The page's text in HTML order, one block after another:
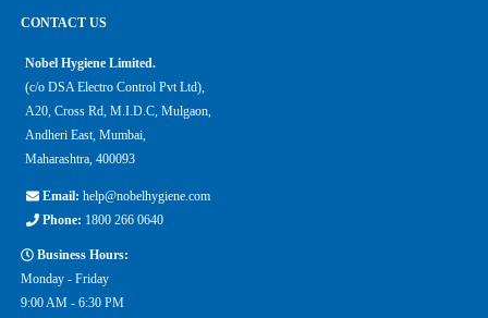
CONTACT US
Nobel Hygiene Limited.
(c/o DSA Electro Control Pvt Ltd),
A20, Cross Rd, M.I.D.C, Mulgaon,
Andheri East, Mumbai,
Maharashtra, 400093
Email: help@nobelhygiene.com
Phone: 1800 266 0640
Business Hours:
Monday - Friday
9:00 AM - 6:30 PM